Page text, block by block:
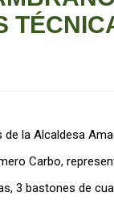
la Alcaldesa
Carbo,
3 bastones de